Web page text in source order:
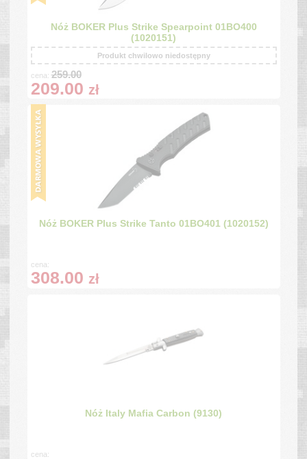
Nóż BOKER Plus Strike Spearpoint 01BO400
(1020151)
Produkt chwilowo niedostępny
cena:259.00
209.00 zł
Nóż BOKER Plus Strike Tanto 01BO401 (1020152)
cena:
308.00 zł
Nóż Italy Mafia Carbon (9130)
cena: